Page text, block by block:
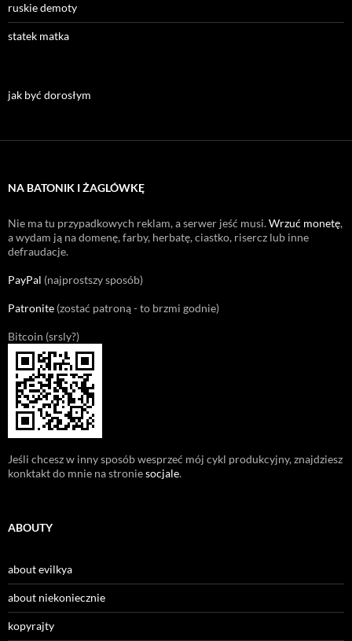
ruskie demoty
statek matka
jak być dorosłym
NA BATONIK I ŻAGLÓWKĘ
Nie ma tu przypadkowych reklam, a serwer jeść musi.Wrzuć monetę,
a wydam ją na domenę, farby, herbatę, ciastko, risercz lub inne
defraudacje.
PayPal (najprostszy sposób)
Patronite (zostać patroną - to brzmi godnie)
Bitcoin (srsly?)
Jeśli chcesz w inny sposób wesprzeć mój cykl produkcyjny, znajdziesz
konktakt do mnie na stroniesocjale.
ABOUTY
about evilkya
about niekoniecznie
kopyrajty